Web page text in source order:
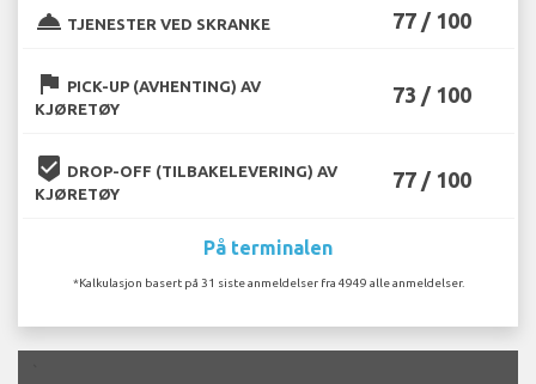
room_service TJENESTER VED SKRANKE 77 / 100
flag PICK-UP (AVHENTING) AV
KJØRETØY
73 / 100
beenhere DROP-OFF (TILBAKELEVERING) AV
KJØRETØY
77 / 100
På terminalen
*Kalkulasjon basert på 31 siste anmeldelser fra 4949 alle anmeldelser.